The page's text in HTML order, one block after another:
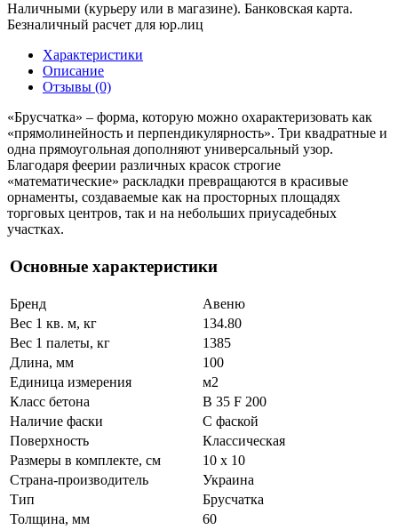
Наличными (курьеру или в магазине). Банковская карта.
Безналичный расчет для юр.лиц
Характеристики
Описание
Отзывы (0)
«Брусчатка» – форма, которую можно охарактеризовать как
«прямолинейность и перпендикулярность». Три квадратные и
одна прямоугольная дополняют универсальный узор.
Благодаря феерии различных красок строгие
«математические» раскладки превращаются в красивые
орнаменты, создаваемые как на просторных площадях
торговых центров, так и на небольших приусадебных
участках.
Основные характеристики
Бренд
Авеню
Вес 1 кв. м, кг
134.80
Вес 1 палеты, кг
1385
Длина, мм
100
Единица измерения
м2
Класс бетона
В 35 F 200
Наличие фаски
С фаской
Поверхность
Классическая
Размеры в комплекте, см
10 х 10
Страна-производитель
Украина
Тип
Брусчатка
Толщина, мм
60